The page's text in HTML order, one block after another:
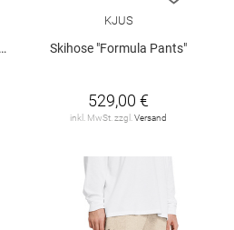
KJUS
Skihose "Formula Pants"
529,00 €
inkl. MwSt. zzgl.Versand